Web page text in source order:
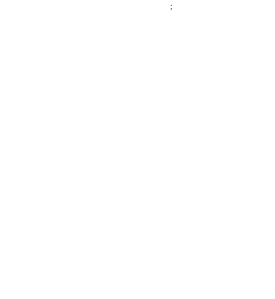
；